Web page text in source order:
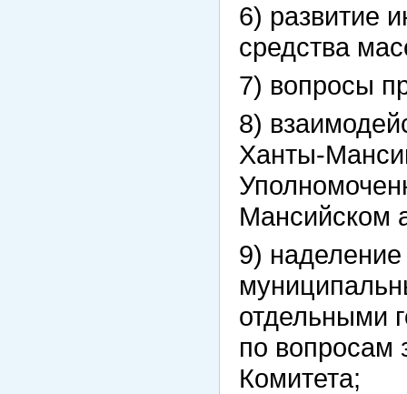
6) развитие
средства
7) вопросы
8)
Ханты-
Мансийском
9)
отдельными
по вопросам
Комитета;